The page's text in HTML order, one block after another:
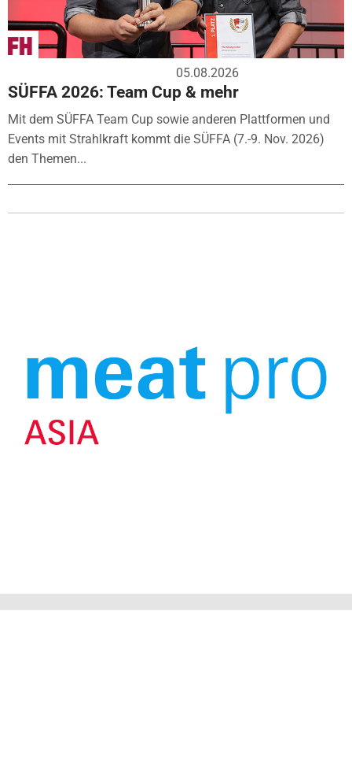
05.08.2026
SÜFFA 2026: Team Cup & mehr
Mit dem SÜFFA Team Cup sowie anderen Plattformen und
Events mit Strahlkraft kommt die SÜFFA (7.-9. Nov. 2026)
den Themen...